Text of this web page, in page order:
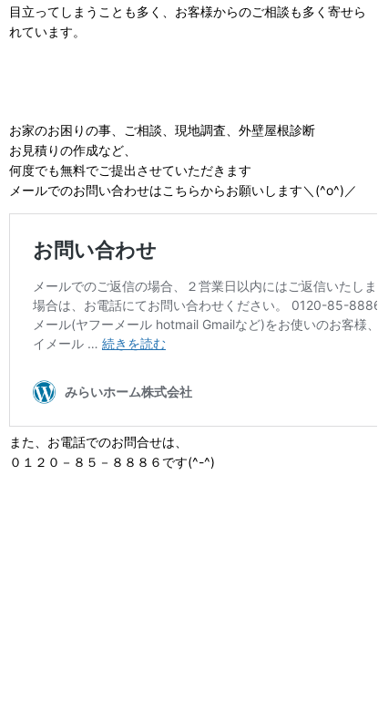
目立ってしまうことも多く、お客様からのご相談も多く寄せら
れています。
お家のお困りの事、ご相談、現地調査、外壁屋根診断
お見積りの作成など、
何度でも無料でご提出させていただきます
メールでのお問い合わせはこちらからお願いします＼(^o^)／
また、お電話でのお問合せは、
０１２０－８５－８８８６です(^-^)